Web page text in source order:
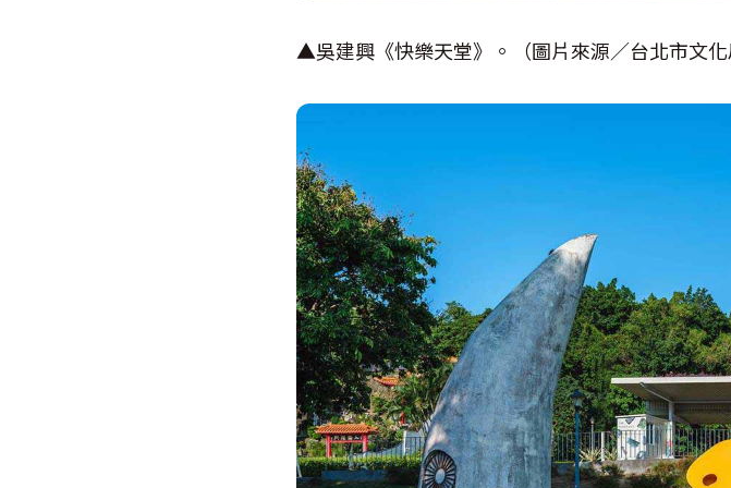
▲吳建興《快樂天堂》。（圖片來源／台北市文化